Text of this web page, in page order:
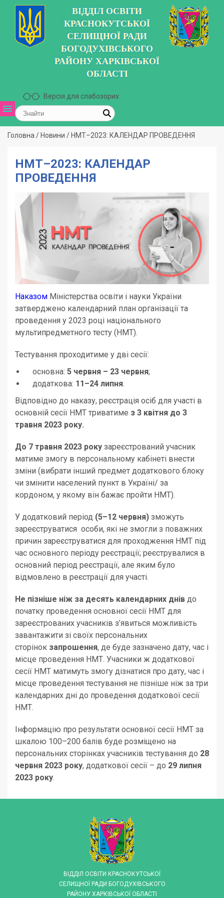
ВІДДІЛ ОСВІТИ
КРАСНОКУТСЬКОЇ
СЕЛИЩНОЇ РАДИ
БОГОДУХІВСЬКОГО
РАЙОНУ ХАРКІВСЬКОЇ
ОБЛАСТІ
Версія для слабозорих
Головна / Новини / НМТ–2023: КАЛЕНДАР ПРОВЕДЕННЯ
НМТ–2023: КАЛЕНДАР
ПРОВЕДЕННЯ
Наказом Міністерства освіти і науки України
затверджено календарний план організації та
проведення у 2023 році національного
мультипредметного тесту (НМТ).
Тестування проходитиме у дві сесії:
основна: 5 червня – 23 червня;
додаткова: 11–24 липня.
Відповідно до наказу, реєстрація осіб для участі в
основній сесії НМТ триватиме з 3 квітня до 3
травня 2023 року.
До 7 травня 2023 року зареєстрований учасник
матиме змогу в персональному кабінеті внести
зміни (вибрати інший предмет додаткового блоку
чи змінити населений пункт в Україні/ за
кордоном, у якому він бажає пройти НМТ).
У додатковий період (5–12 червня) зможуть
зареєструватися особи, які не змогли з поважних
причин зареєструватися для проходження НМТ під
час основного періоду реєстрації; реєструвалися в
основний період реєстрації, але яким було
відмовлено в реєстрації для участі.
Не пізніше ніж за десять календарних днів до
початку проведення основної сесії НМТ для
зареєстрованих учасників з’явиться можливість
завантажити зі своїх персональних
сторінок запрошення, де буде зазначено дату, час і
місце проведення НМТ. Учасники ж додаткової
сесії НМТ матимуть змогу дізнатися про дату, час і
місце проведення тестування не пізніше ніж за три
календарних дні до проведення додаткової сесії
НМТ.
Інформацію про результати основної сесії НМТ за
шкалою 100–200 балів буде розміщено на
персональних сторінках учасників тестування до 28
червня 2023 року, додаткової сесії – до 29 липня
2023 року.
ВІДДІЛ ОСВІТИ КРАСНОКУТСЬКОЇ
СЕЛИЩНОЇ РАДИ БОГОДУХІВСЬКОГО
РАЙОНУ ХАРКІВСЬКОЇ ОБЛАСТІ